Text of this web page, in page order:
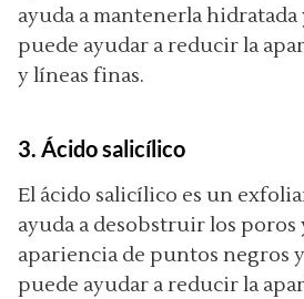
ayuda a mantenerla hidratada
puede ayudar a reducir la
y líneas finas.
3. Ácido salicílico
El ácido salicílico es un
ayuda a desobstruir los poros
apariencia de puntos negros
puede ayudar a reducir la